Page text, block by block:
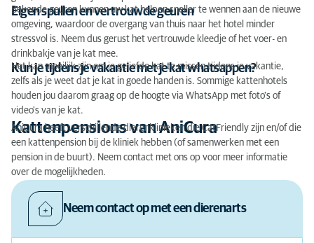
Eigen spullen en vertrouwde geuren
Bekende geuren kunnen uw kat helpen sneller te wennen aan de nieuwe
omgeving, waardoor de overgang van thuis naar het hotel minder
stressvol is. Neem dus gerust het vertrouwde kleedje of het voer- en
drinkbakje van je kat mee.
Kun je tijdens je vakantie met je kat whatsappen?
Het kan moeilijk zijn om je geliefde kat te missen tijdens je vakantie,
zelfs als je weet dat je kat in goede handen is. Sommige kattenhotels
houden jou daarom graag op de hoogte via WhatsApp met foto's of
video's van je kat.
Kattenpensions van AniCura
AniCura heeft verschillende dierenklinieken die CatFriendly zijn en/of die
een kattenpension bij de kliniek hebben (of samenwerken met een
pension in de buurt). Neem contact met ons op voor meer informatie
over de mogelijkheden.
Neem contact op met een dierenarts